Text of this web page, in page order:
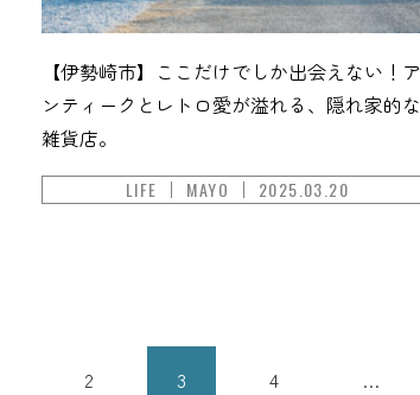
【伊勢崎市】ここだけでしか出会えない！ア
ンティークとレトロ愛が溢れる、隠れ家的な
雑貨店。
LIFE MAYO 2025.03.20
2 3 4 …